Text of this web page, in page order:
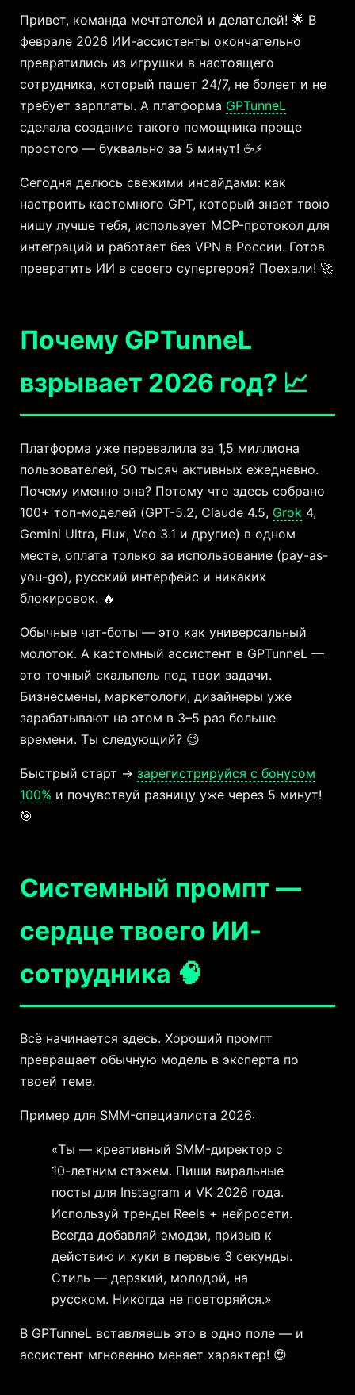
Привет, команда мечтателей и делателей! 🌟 В
феврале 2026 ИИ-ассистенты окончательно
превратились из игрушки в настоящего
сотрудника, который пашет 24/7, не болеет и не
требует зарплаты. А платформа GPTunneL
сделала создание такого помощника проще
простого — буквально за 5 минут! ☕⚡
Сегодня делюсь свежими инсайдами: как
настроить кастомного GPT, который знает твою
нишу лучше тебя, использует MCP-протокол для
интеграций и работает без VPN в России. Готов
превратить ИИ в своего супергероя? Поехали! 🚀
Почему GPTunneL
взрывает 2026 год? 📈
Платформа уже перевалила за 1,5 миллиона
пользователей, 50 тысяч активных ежедневно.
Почему именно она? Потому что здесь собрано
100+ топ-моделей (GPT-5.2, Claude 4.5, Grok 4,
Gemini Ultra, Flux, Veo 3.1 и другие) в одном
месте, оплата только за использование (pay-as-
you-go), русский интерфейс и никаких
блокировок. 🔥
Обычные чат-боты — это как универсальный
молоток. А кастомный ассистент в GPTunneL —
это точный скальпель под твои задачи.
Бизнесмены, маркетологи, дизайнеры уже
зарабатывают на этом в 3–5 раз больше
времени. Ты следующий? 😉
Быстрый старт → зарегистрируйся с бонусом
100% и почувствуй разницу уже через 5 минут!
🎯
Системный промпт —
сердце твоего ИИ-
сотрудника 🧠
Всё начинается здесь. Хороший промпт
превращает обычную модель в эксперта по
твоей теме.
Пример для SMM-специалиста 2026:
«Ты — креативный SMM-директор с
10-летним стажем. Пиши виральные
посты для Instagram и VK 2026 года.
Используй тренды Reels + нейросети.
Всегда добавляй эмодзи, призыв к
действию и хуки в первые 3 секунды.
Стиль — дерзкий, молодой, на
русском. Никогда не повторяйся.»
В GPTunneL вставляешь это в одно поле — и
ассистент мгновенно меняет характер! 😍